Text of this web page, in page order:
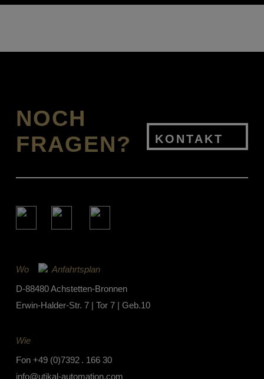
Wo
Anfahrtsplan
D-88480 Achstetten-Bronnen
Erwin-Halder-Str. 7 | Tor 7 | Geb.10
Wie
Fon +49 (0)7392 . 166 30
info@utikal-automation.com
NOCH
FRAGEN?
KONTAKT